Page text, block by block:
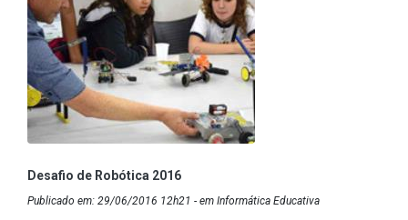
Desafio de Robótica 2016
Publicado em: 29/06/2016 12h21 - em Informática Educativa